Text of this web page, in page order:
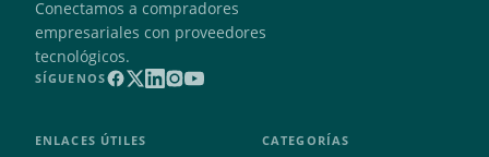
Conectamos a compradores
empresariales con proveedores
tecnológicos.
SÍGUENOS
ENLACES ÚTILES CATEGORÍAS